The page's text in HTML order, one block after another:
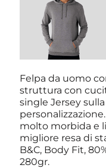
Felpa da uomo
struttura con
single Jersey
molto morbida e
migliore resa di
B&C, Body Fit,
280gr.